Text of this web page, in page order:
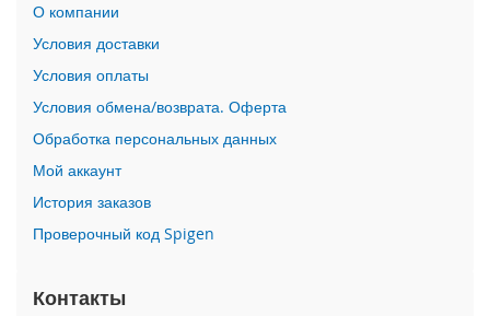
P
h
o
n
e
1
7
P
r
o
i
o
О компании
Условия доставки
Условия оплаты
Условия обмена/возврата. Оферта
Обработка персональных данных
Мой аккаунт
История заказов
Проверочный код Spigen
Контакты